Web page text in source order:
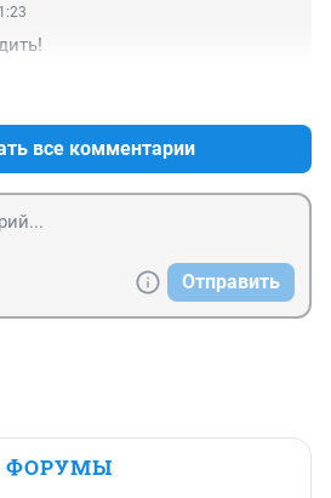
все комментарии
Отправить
ФОРУМЫ